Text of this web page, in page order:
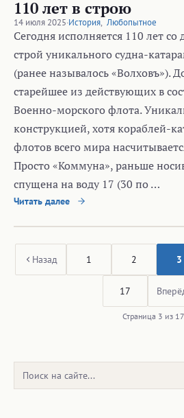
110 лет в строю
14 июля 2025·История, Любопытное
Сегодня исполняется 110 лет со
строй уникального судна-
(ранее называлось «Волховъ»).
старейшее из действующих в
Военно-морского флота.
конструкцией, хотя кораблей-
флотов всего мира
Просто «Коммуна», раньше
спущена на воду 17 (30 по …
Читать далее
Назад 1 2 3
17
Страница 3 из 17
Поиск: